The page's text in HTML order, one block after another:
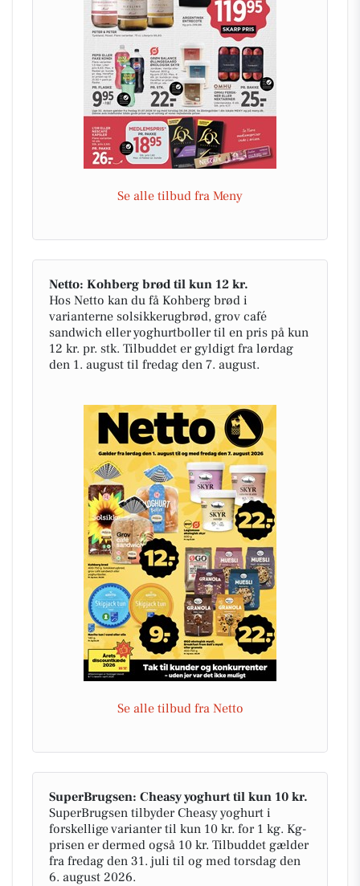
Se alle tilbud fra Meny
Netto: Kohberg brød til kun 12 kr.
Hos Netto kan du få Kohberg brød i
varianterne solsikkerugbrød, grov café
sandwich eller yoghurtboller til en pris på kun
12 kr. pr. stk. Tilbuddet er gyldigt fra lørdag
den 1. august til fredag den 7. august.
Se alle tilbud fra Netto
SuperBrugsen: Cheasy yoghurt til kun 10 kr.
SuperBrugsen tilbyder Cheasy yoghurt i
forskellige varianter til kun 10 kr. for 1 kg. Kg-
prisen er dermed også 10 kr. Tilbuddet gælder
fra fredag den 31. juli til og med torsdag den
6. august 2026.